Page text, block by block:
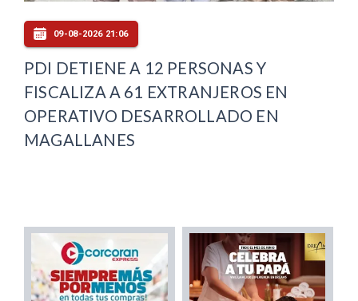
09-08-2026 21:06
PDI DETIENE A 12 PERSONAS Y
FISCALIZA A 61 EXTRANJEROS EN
OPERATIVO DESARROLLADO EN
MAGALLANES